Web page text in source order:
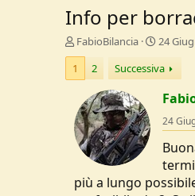
Info per
C
r
e
a
o
r
e
D
s
FabioBilancia
D
t
a
d
n
i
24
1
2 Successiva
24
più a lungo